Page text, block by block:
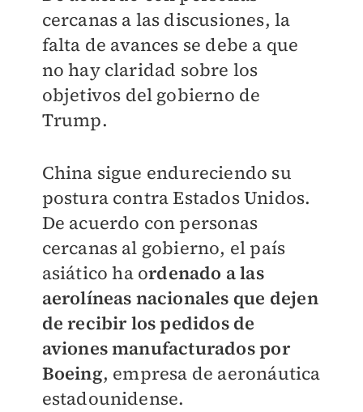
cercanas a las discusiones, la
falta de avances se debe a que
no hay claridad sobre los
objetivos del gobierno de
Trump.
China sigue endureciendo su
postura contra Estados Unidos.
De acuerdo con personas
cercanas al gobierno, el país
asiático ha ordenado a las
aerolíneas nacionales que dejen
de recibir los pedidos de
aviones manufacturados por
Boeing, empresa de aeronáutica
estadounidense.